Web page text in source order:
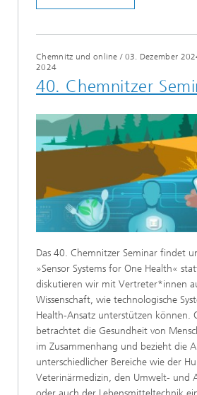
Chemnitz und online / 03. Dezember
2024
40. Chemnitzer
Das 40. Chemnitzer Seminar findet
»Sensor Systems for One Health«
diskutieren wir mit Vertreter*innen
Wissenschaft, wie technologische
Health-Ansatz unterstützen können.
betrachtet die Gesundheit von
im Zusammenhang und bezieht die
unterschiedlicher Bereiche wie der
Veterinärmedizin, den Umwelt- und